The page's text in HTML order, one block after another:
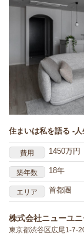
住まいは私を語る -
費用 1450万円
築年数 18年
エリア 首都圏
株式会社ニューユ
東京都渋谷区広尾1-7-